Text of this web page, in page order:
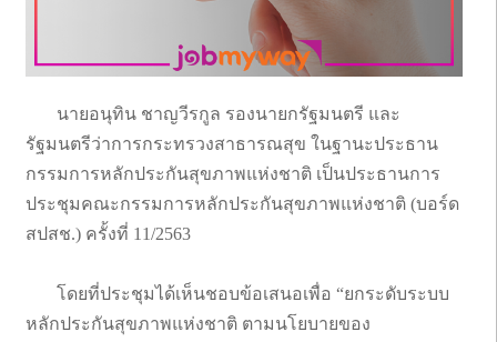
นายอนุทิน ชาญวีรกูล รองนายกรัฐมนตรี และ
รัฐมนตรีว่าการกระทรวงสาธารณสุข ในฐานะประธาน
กรรมการหลักประกันสุขภาพแห่งชาติ เป็นประธานการ
ประชุมคณะกรรมการหลักประกันสุขภาพแห่งชาติ (บอร์ด
สปสช.) ครั้งที่ 11/2563
โดยที่ประชุมได้เห็นชอบข้อเสนอเพื่อ “ยกระดับระบบ
หลักประกันสุขภาพแห่งชาติ ตามนโยบายของ